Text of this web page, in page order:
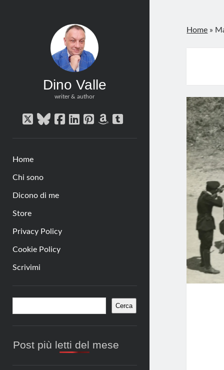
Dino Valle
writer & author
twitterbluesky
facebook
linkedin
pinterest
amazon
tumblr
Home
Chi sono
Dicono di me
Store
Privacy Policy
Cookie Policy
Scrivimi
Barra
laterale
Cerca
Post più letti del mese
Home »